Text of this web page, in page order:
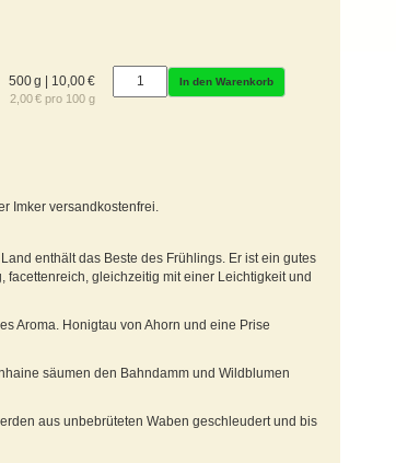
500 g | 10,00 €
2,00 € pro 100 g
In den Warenkorb
Imker versandkostenfrei.
enthält das Beste des Frühlings. Er ist ein gutes
gleichzeitig mit einer Leichtigkeit und
Aroma. Honigtau von Ahorn und eine Prise
säumen den Bahndamm und Wildblumen
aus unbebrüteten Waben geschleudert und bis